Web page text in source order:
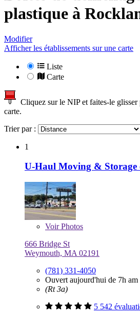
plastique à
Modifier
Afficher les établissements sur une carte
Liste
Carte
Cliquez sur le NIP et faites-le
carte.
Trier par :
1
U-Haul Moving & Storage
VoirPhotos
666 Bridge St
Weymouth, MA 02191
(781) 331-4050
Ouvert aujourd'hui de 7h am
(Rt 3a)
5 542